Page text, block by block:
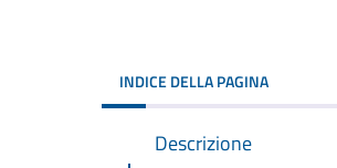
INDICE DELLA PAGINA
Descrizione